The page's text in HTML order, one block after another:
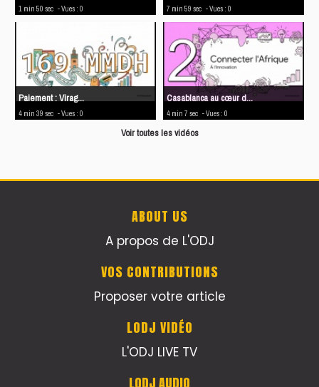
1 min 50 sec - Vues : 0 7 min 59 sec - Vues : 0
Paiement : Virag...
4 min 39 sec - Vues : 0
Casablanca au cœur d...
4 min 7 sec - Vues : 0
Voir toutes les vidéos
ABOUT US
A propos de L'ODJ
VOS CONTRIBUTIONS
Proposer votre article
LODJ VIDÉO
L'ODJ LIVE TV
LODJ AUDIO